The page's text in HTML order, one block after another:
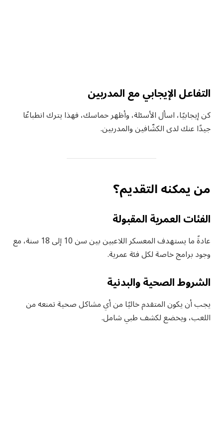
التفاعل الإيجابي مع المدربين
كن إيجابيًا، اسأل الأسئلة، وأظهر حماسك، فهذا يترك انطباعًا
جيدًا عنك لدى الكشّافين والمدربين.
من يمكنه التقديم؟
الفئات العمرية المقبولة
عادةً ما يستهدف المعسكر اللاعبين بين سن 10 إلى 18 سنة، مع
وجود برامج خاصة لكل فئة عمرية.
الشروط الصحية والبدنية
يجب أن يكون المتقدم خاليًا من أي مشاكل صحية تمنعه من
اللعب، ويخضع لكشف طبي شامل.